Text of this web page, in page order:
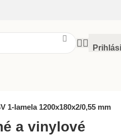
1-lamela 1200x180x2/0,55 mm
a vinylové